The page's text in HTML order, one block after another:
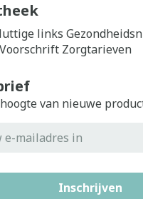
links
Voorschrift Zorgtarieven
van nieuwe
Inschrijven